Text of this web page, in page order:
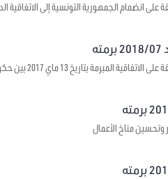
على انضمام الجمهورية التونسية إلى الاتفاقية
ماي 2017 بين حكومة الجمهورية التونسية وحكومة جمهورية الصين الشعبية حول بعث مراكز ثقافية
وتحسين مناخ الأعمال